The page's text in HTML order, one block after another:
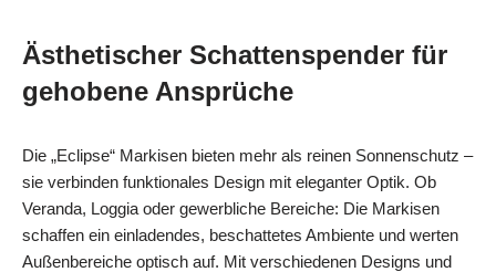
Ästhetischer Schattenspender für
gehobene Ansprüche
Die „Eclipse“ Markisen bieten mehr als reinen Sonnenschutz –
sie verbinden funktionales Design mit eleganter Optik. Ob
Veranda, Loggia oder gewerbliche Bereiche: Die Markisen
schaffen ein einladendes, beschattetes Ambiente und werten
Außenbereiche optisch auf. Mit verschiedenen Designs und